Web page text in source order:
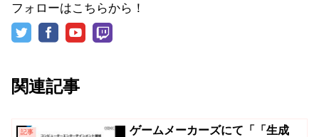
フォローはこちらから！
関連記事
記事
ゲームメーカーズにて「「生成